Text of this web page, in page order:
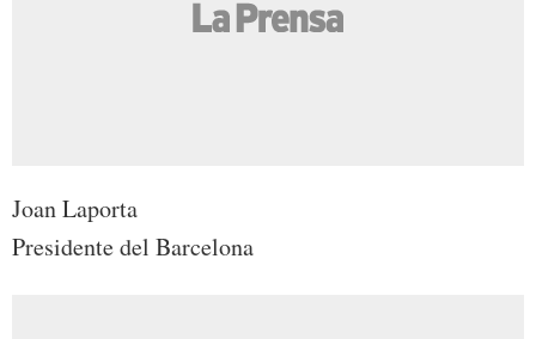
Joan Laporta
Presidente del Barcelona